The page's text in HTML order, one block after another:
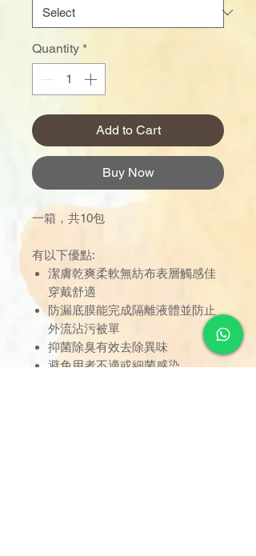
Quantity *
Add to Cart
Buy Now
一箱，共10包
有以下優點:
潔膚乾爽柔軟無紡布表層觸感佳
穿戴舒適
防漏底膜能完成隔離液體並防止
外流沾污被單
抑菌除臭有效去除異味
避免用者不適或細菌感染